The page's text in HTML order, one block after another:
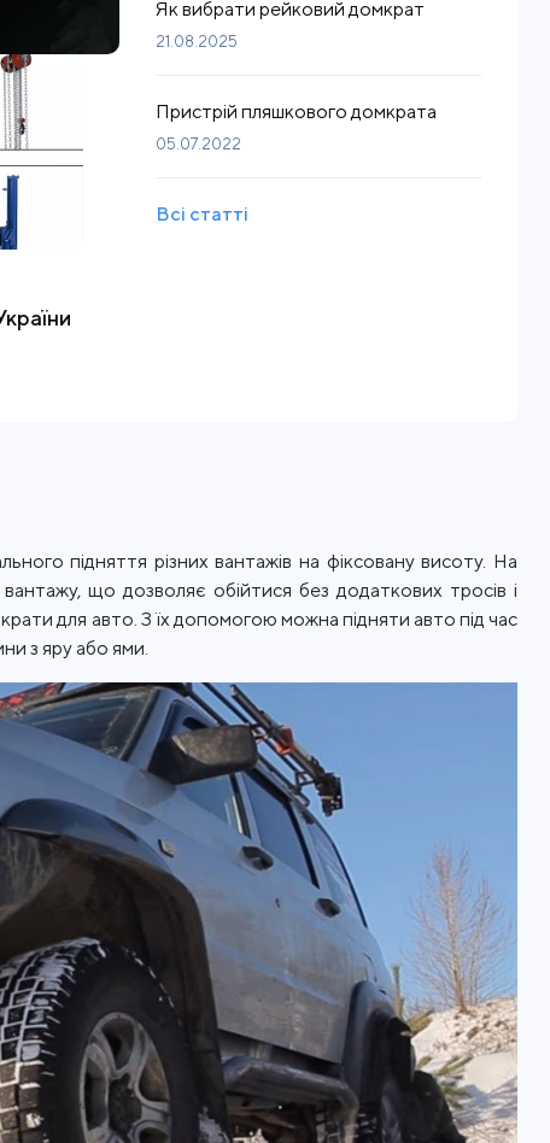
Як вибрати рейковий домкрат
21.08.2025
Пристрій пляшкового домкрата
05.07.2022
Всі статті
підняття різних вантажів на фіксовану висоту. На
що дозволяє обійтися без додаткових тросів і
для авто. З їх допомогою можна підняти авто під час
з яру або ями.